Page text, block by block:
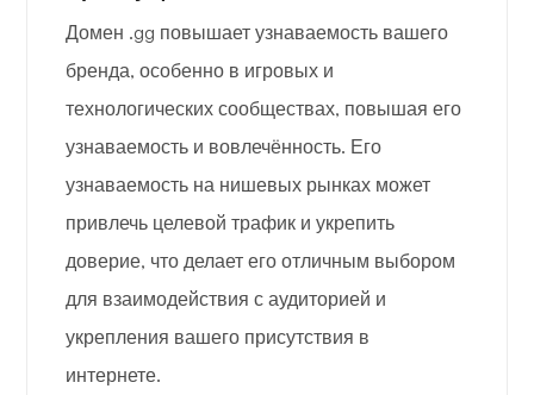
Домен .gg повышает узнаваемость вашего
бренда, особенно в игровых и
технологических сообществах, повышая его
узнаваемость и вовлечённость. Его
узнаваемость на нишевых рынках может
привлечь целевой трафик и укрепить
доверие, что делает его отличным выбором
для взаимодействия с аудиторией и
укрепления вашего присутствия в
интернете.